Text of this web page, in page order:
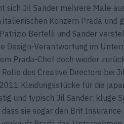
sich Jil Sander mehrere Male
Konzern Prada und
Bertelli und Sander
Design-Verantwortung im
Prada-Chef doch wieder
Rolle des Creative Directors bei
Kleidungsstücke für die
und typisch Jil Sander: kluge
sie sogar den Brit